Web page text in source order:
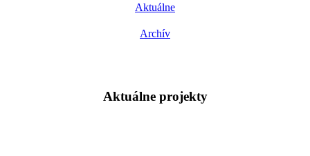
Aktuálne
Archív
Aktuálne projekty